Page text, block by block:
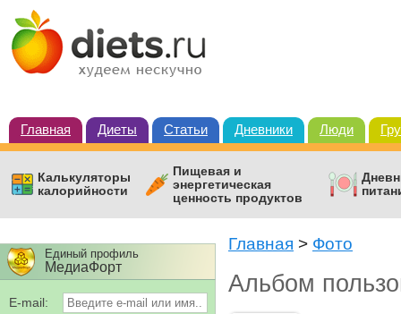
Главная Диеты Статьи Дневники Люди
Калькуляторы
калорийности
Пищевая и
энергетическая
ценность продуктов
Главная > Фото
Альбом
Единый профиль
МедиаФорт
E-mail: